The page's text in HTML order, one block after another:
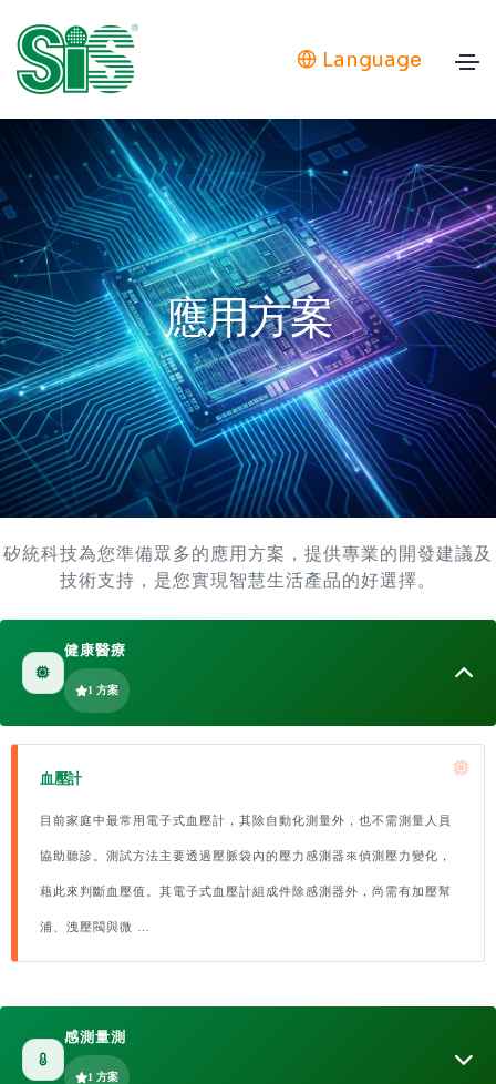
Language
應用方案
矽統科技為您準備眾多的應用方案，提供專業的開發建議及
技術支持，是您實現智慧生活產品的好選擇。
健康醫療
1 方案
血壓計
目前家庭中最常用電子式血壓計，其除自動化測量外，也不需測量人員
協助聽診。測試方法主要透過壓脈袋內的壓力感測器來偵測壓力變化，
藉此來判斷血壓值。其電子式血壓計組成件除感測器外，尚需有加壓幫
浦、洩壓閥與微 …
感測量測
1 方案